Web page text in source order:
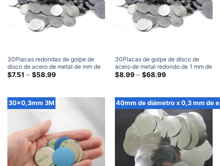
30Placas redondas de golpe de
disco de acero de metal de mm de
diámetro x 0,5 mm de espesor
$7.51 – $58.99Gama
a
30Placas de golpe de disco de
acero de metal redondo de 1 mm de
diámetro x 1 mm de espesor
$8.99 – $68.99Gama
a
través
de
$68.99
30x0,3mm 3M 40mm de diámetro x 0,3 mm de